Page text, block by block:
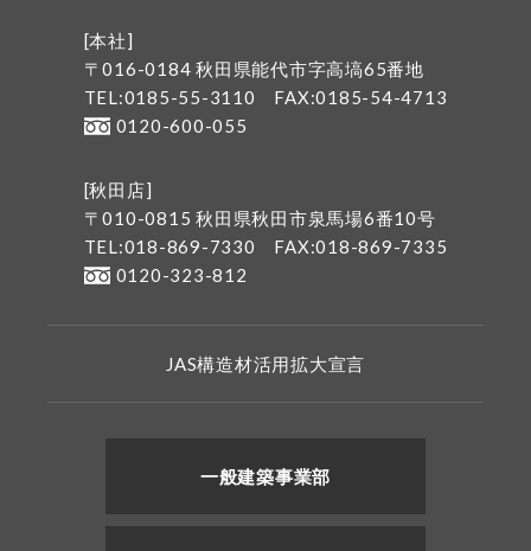
[本社]
〒016-0184 秋田県能代市字高塙65番地
TEL:0185-55-3110
FAX:0185-54-4713
0120-600-055
[秋田店]
〒010-0815 秋田県秋田市泉馬場6番10号
TEL:018-869-7330
FAX:018-869-7335
0120-323-812
JAS構造材活用拡大宣言
一般建築事業部